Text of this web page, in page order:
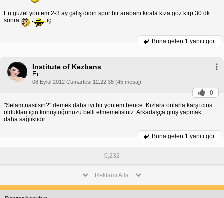
En güzel yöntem 2-3 ay çalış didin spor bir arabanı kirala kıza göz kırp 30 dk
sonra
iç
Buna gelen 1 yanıtı gör.
Institute of Kezbans
Er
08 Eylül 2012 Cumartesi 12:22:38 (45 mesaj)
0
"Selam,nasılsın?" demek daha iyi bir yöntem bence. Kızlara onlarla karşı cins
oldukları için konuştuğunuzu belli etmemelisiniz. Arkadaşça giriş yapmak
daha sağlıklıdır.
Buna gelen 1 yanıtı gör.
0,232
Reklamı Atla